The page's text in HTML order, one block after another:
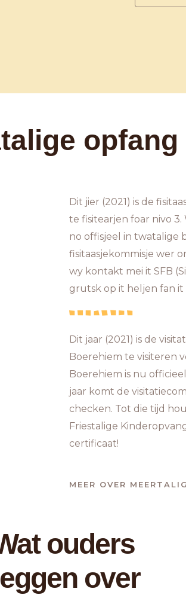
opfang
Dit jier (2021) is de
te fisitearjen foar nivo 3.
no offisjeel in twatalige
fisitaasjekommisje wer
wy kontakt mei it SFB
grutsk op it heljen fan it
Dit jaar (2021) is de
Boerehiem te visiteren
Boerehiem is nu
jaar komt de
checken. Tot die tijd
Friestalige
certificaat!
MEER OVER
ouders
over